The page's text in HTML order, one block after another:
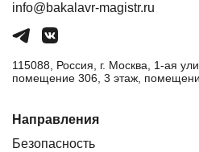
info@bakalavr-magistr.ru
115088, Россия, г. Москва, 1-ая
помещение 306, 3 этаж,
Направления
Безопасность